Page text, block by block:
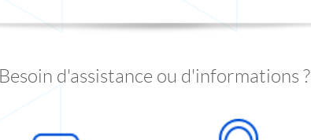
Besoin d'assistance ou d'informations ?